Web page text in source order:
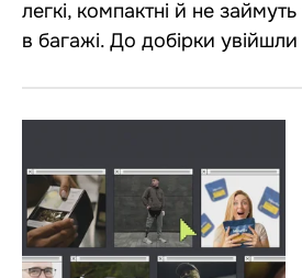
легкі, компактні й не
в багажі. До добірки